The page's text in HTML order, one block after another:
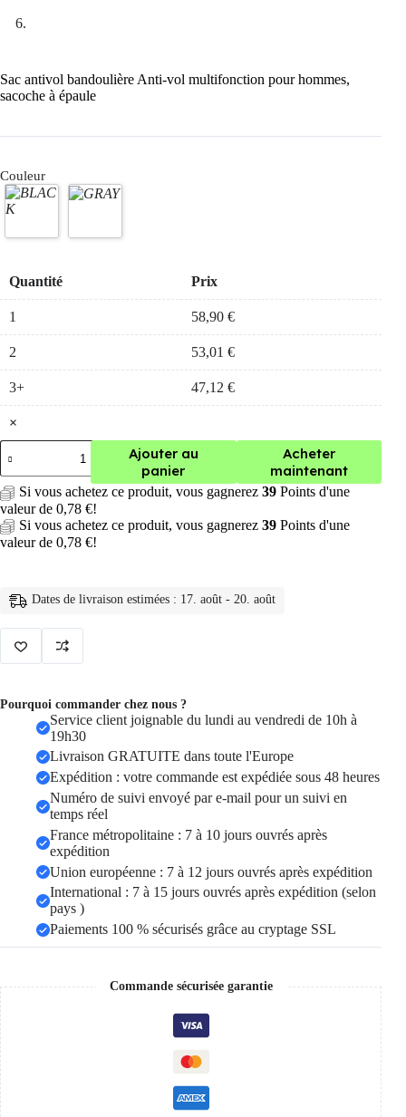
Sac antivol bandoulière Anti-vol multifonction pour hommes,
sacoche à épaule
Couleur
Quantité Prix
1 58,90 €
2 53,01 €
3+ 47,12 €
×
quantité
de
Sac
antivol
bandoulière
Anti-
vol
sacoche
épaule
Ajouter au
panier
Acheter
maintenant
Si vous achetez ce produit, vous gagnerez 39 Points d'une
valeur de 0,78 €!
Si vous achetez ce produit, vous gagnerez 39 Points d'une
valeur de 0,78 €!
Dates de livraison estimées : 17. août - 20. août
Pourquoi commander chez nous ?
Service client joignable du lundi au vendredi de 10h à
19h30
Livraison GRATUITE dans toute l'Europe
Expédition : votre commande est expédiée sous 48 heures
Numéro de suivi envoyé par e-mail pour un suivi en
temps réel
France métropolitaine : 7 à 10 jours ouvrés après
expédition
Union européenne : 7 à 12 jours ouvrés après expédition
International : 7 à 15 jours ouvrés après expédition (selon
pays )
Paiements 100 % sécurisés grâce au cryptage SSL
Commande sécurisée garantie